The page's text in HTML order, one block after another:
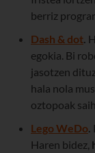
berriz
Dash & dot
egokia. Bi
jasotzen
hala nola
oztopoak
Lego WeDo
Haren bidez,